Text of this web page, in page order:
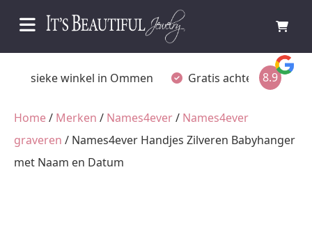
Fysieke winkel in Ommen Gratis achteraf betalen
8.9
Home/ Merken / Names4ever/ Names4ever
graveren / Names4ever Handjes Zilveren Babyhanger
met Naam en Datum